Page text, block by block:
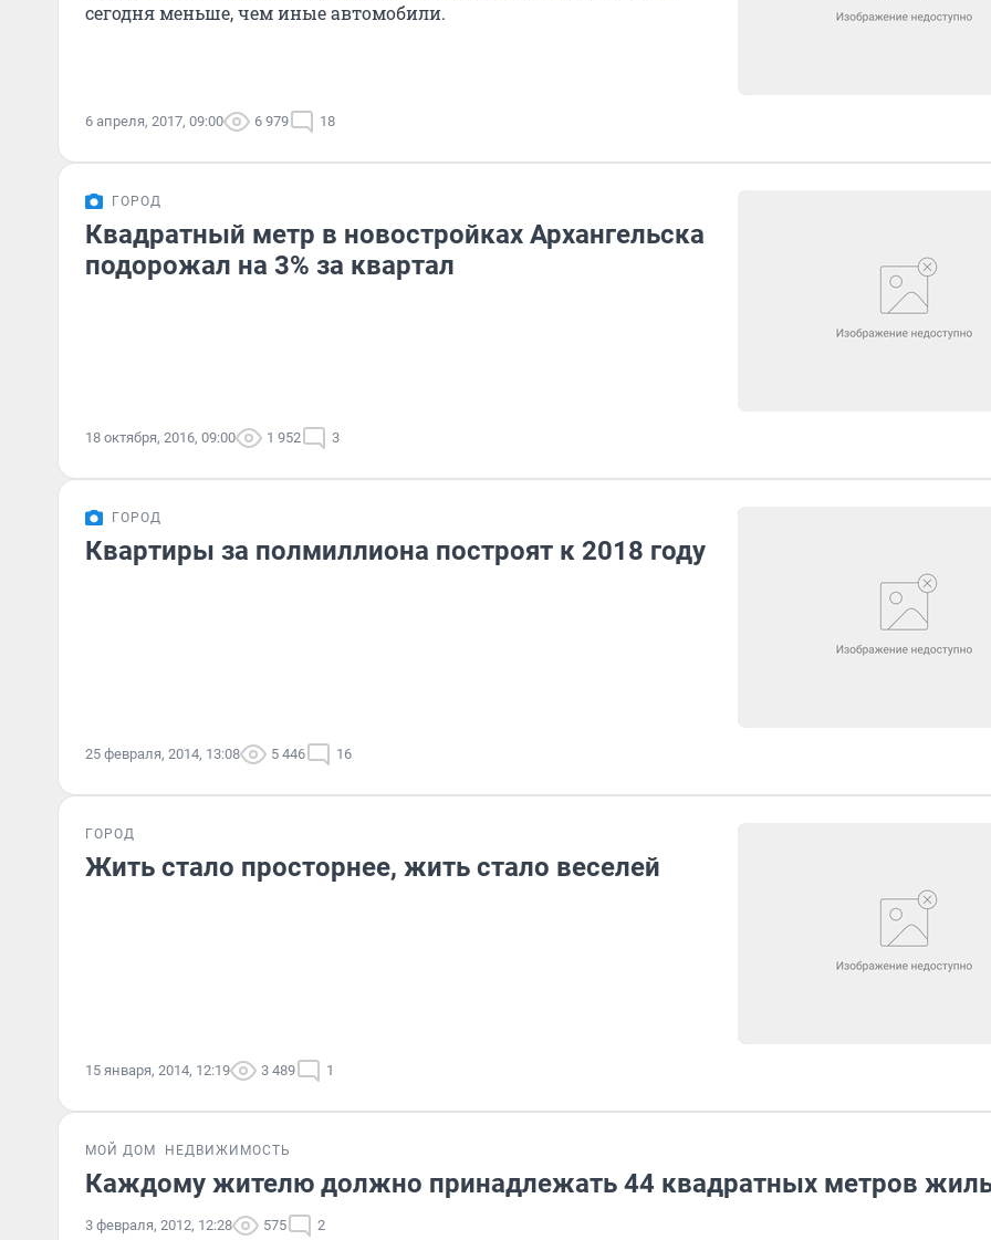
сегодня меньше, чем иные автомобили.
6 апреля, 2017, 09:00 6 979 18
ГОРОД
Квадратный метр в новостройках Архангельска
подорожал на 3% за квартал
18 октября, 2016, 09:00 1 952 3
ГОРОД
Квартиры за полмиллиона построят к 2018 году
25 февраля, 2014, 13:08 5 446 16
ГОРОД
Жить стало просторнее, жить стало веселей
15 января, 2014, 12:19 3 489 1
МОЙ ДОМ НЕДВИЖИМОСТЬ
Каждому жителю должно принадлежать 44 квадратных метров
3 февраля, 2012, 12:28 575 2